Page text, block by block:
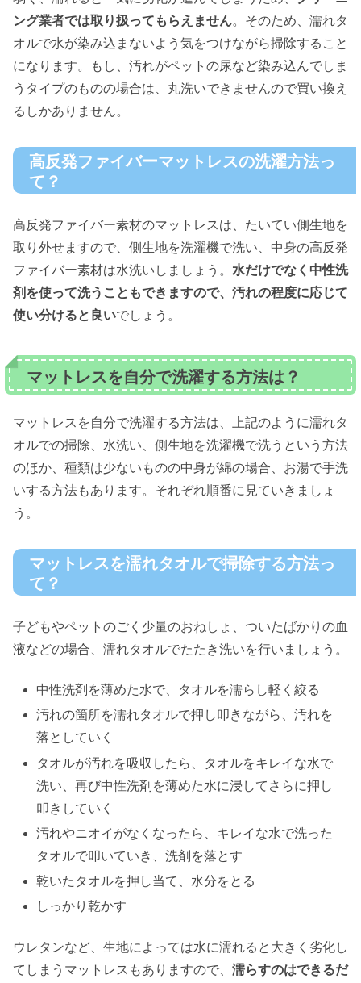
ング業者では取り扱ってもらえません。そのため、濡れタ
オルで水が染み込まないよう気をつけながら掃除すること
になります。もし、汚れがペットの尿など染み込んでしま
うタイプのものの場合は、丸洗いできませんので買い換え
るしかありません。
高反発ファイバーマットレスの洗濯方法っ
て？
高反発ファイバー素材のマットレスは、たいてい側生地を
取り外せますので、側生地を洗濯機で洗い、中身の高反発
ファイバー素材は水洗いしましょう。 水だけでなく中性洗
剤を使って洗うこともできますので、汚れの程度に応じて
使い分けると良いでしょう。
マットレスを自分で洗濯する方法は？
マットレスを自分で洗濯する方法は、上記のように濡れタ
オルでの掃除、水洗い、側生地を洗濯機で洗うという方法
のほか、種類は少ないものの中身が綿の場合、お湯で手洗
いする方法もあります。それぞれ順番に見ていきましょ
う。
マットレスを濡れタオルで掃除する方法っ
て？
子どもやペットのごく少量のおねしょ、ついたばかりの血
液などの場合、濡れタオルでたたき洗いを行いましょう。
中性洗剤を薄めた水で、タオルを濡らし軽く絞る
汚れの箇所を濡れタオルで押し叩きながら、汚れを
落としていく
タオルが汚れを吸収したら、タオルをキレイな水で
洗い、再び中性洗剤を薄めた水に浸してさらに押し
叩きしていく
汚れやニオイがなくなったら、キレイな水で洗った
タオルで叩いていき、洗剤を落とす
乾いたタオルを押し当て、水分をとる
しっかり乾かす
ウレタンなど、生地によっては水に濡れると大きく劣化し
てしまうマットレスもありますので、 濡らすのはできるだ